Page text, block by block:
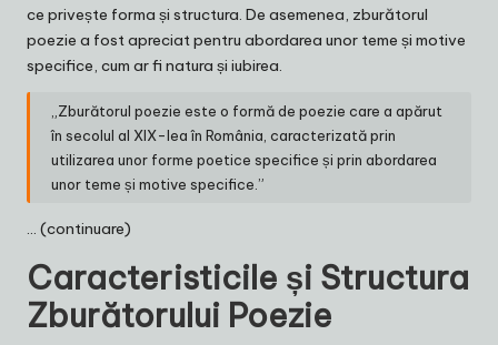
ce privește forma și structura. De asemenea, zburătorul
poezie a fost apreciat pentru abordarea unor teme și motive
specifice, cum ar fi natura și iubirea.
„Zburătorul poezie este o formă de poezie care a apărut
în secolul al XIX-lea în România, caracterizată prin
utilizarea unor forme poetice specifice și prin abordarea
unor teme și motive specifice.”
… (continuare)
Caracteristicile și Structura
Zburătorului Poezie